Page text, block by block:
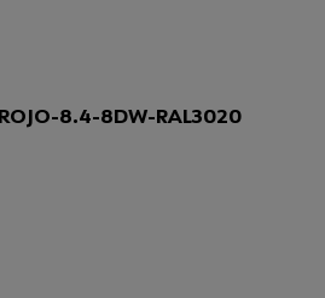
8.4-8DW-RAL3020